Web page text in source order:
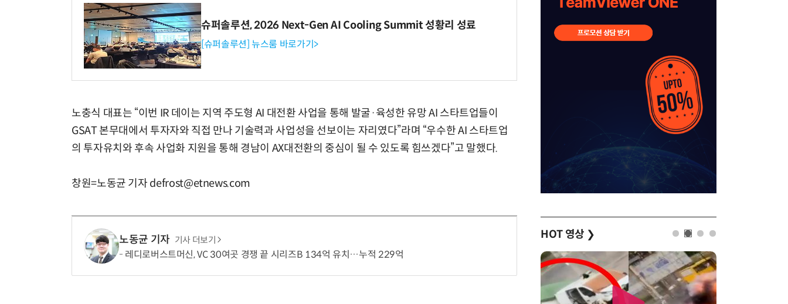
슈퍼솔루션, 2026 Next-Gen AI Cooling Summit 성황리 성료
[슈퍼솔루션] 뉴스룸 바로가기>
노충식 대표는 “이번 IR 데이는 지역 주도형 AI 대전환 사업을 통해 발굴·육성한 유망 AI 스타트업들이
GSAT 본무대에서 투자자와 직접 만나 기술력과 사업성을 선보이는 자리였다”라며 “우수한 AI 스타트업
의 투자유치와 후속 사업화 지원을 통해 경남이 AX대전환의 중심이 될 수 있도록 힘쓰겠다”고 말했다.
창원=노동균 기자 defrost@etnews.com
노동균 기자 기사 더보기
레디로버스트머신, VC 30여곳 경쟁 끝 시리즈B 134억 유치…누적 229억
HOT 영상 ❯